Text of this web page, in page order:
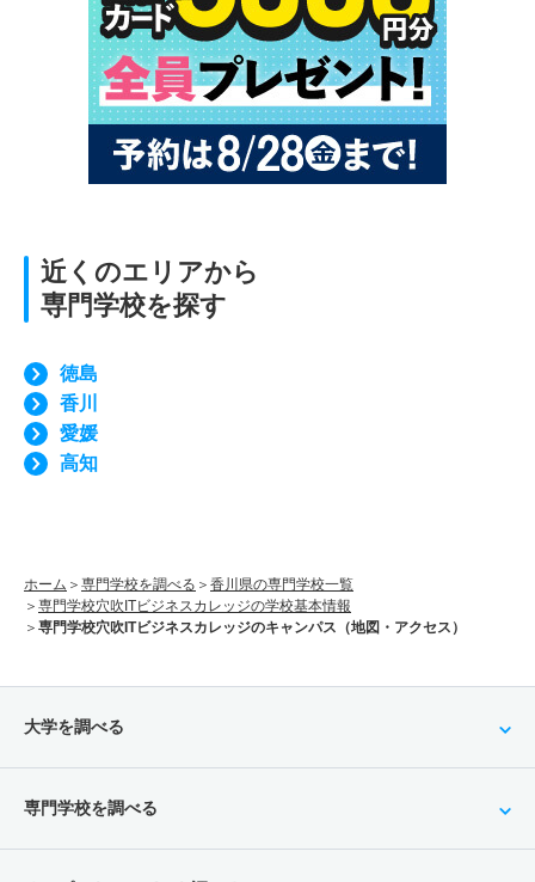
近くのエリアから
専門学校を探す
徳島
香川
愛媛
高知
ホーム 専門学校を調べる
香川県の専門学校一覧
専門学校穴吹ITビジネスカレッジの学校基本情報
専門学校穴吹ITビジネスカレッジのキャンパス（地図・アクセス）
大学を調べる
専門学校を調べる